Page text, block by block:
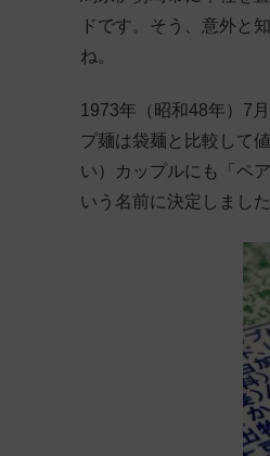
ドです。そう、意外と
ね。
1973年（昭和48年）7
プ麺は袋麺と比較して
い）カップルにも「ペ
いう名前に決定しました